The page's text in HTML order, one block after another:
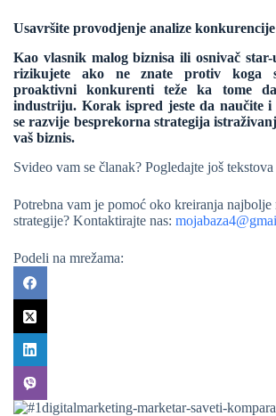
Usavršite provodjenje analize konkurencije
Kao vlasnik malog biznisa ili osnivač star-
rizikujete ako ne znate protiv koga
proaktivni konkurenti teže ka tome
industriju. Korak ispred jeste da naučite i
se razvije besprekorna strategija
vaš biznis.
Svideo vam se članak? Pogledajte još tekstova
Potrebna vam je pomoć oko kreiranja najbolje
strategije? Kontaktirajte nas:
Podeli na mrežama: